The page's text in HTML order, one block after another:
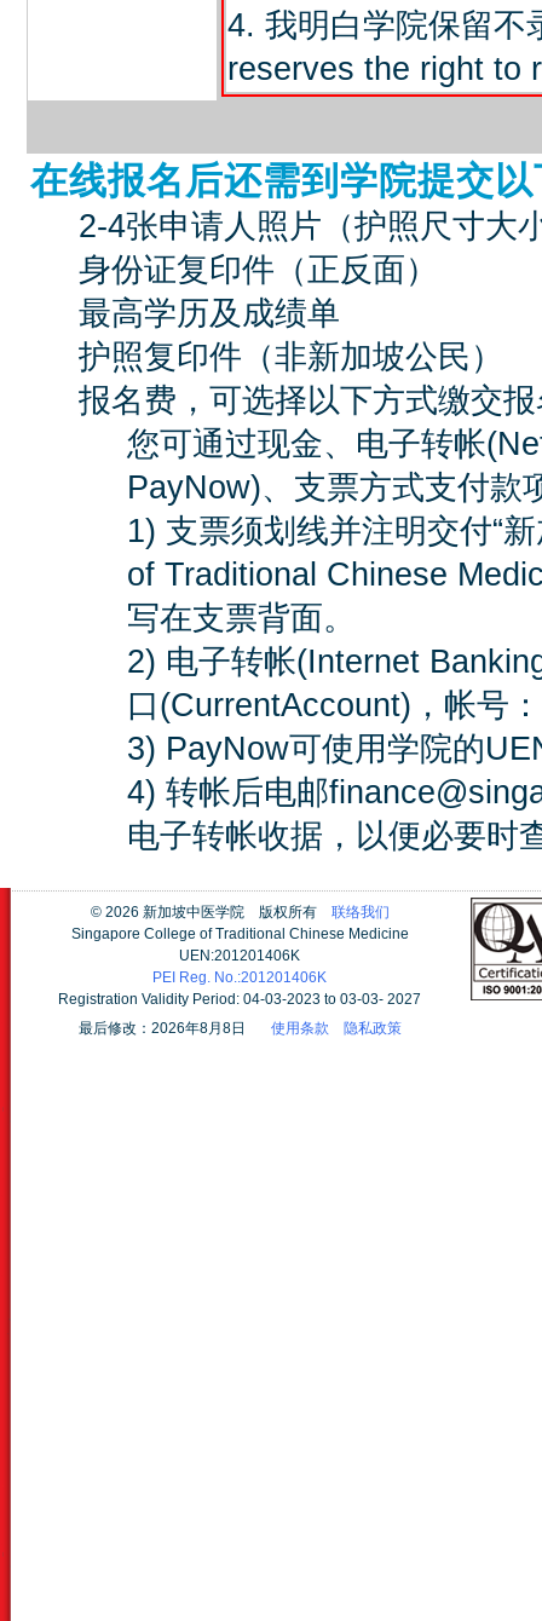
4. 我明白学院保留不
reserves the right to
在线报名后还需到学院提交
2-4张申请人照片（护照尺寸大
身份证复印件（正反面）
最高学历及成绩单
护照复印件（非新加坡公民）
报名费，可选择以下方式缴交
您可通过现金、电子转帐
PayNow)、支票方式支付款
1) 支票须划线并注明交付“
of Traditional Chinese
写在支票背面。
2) 电子转帐(Internet
口(CurrentAccount)，帐号
3) PayNow可使用学院的
4) 转帐后电邮
电子转帐收据，以便必要时
© 2026 新加坡中医学院 版权所有 联络我们
Singapore College of Traditional Chinese Medicine
UEN:201201406K
PEI Reg. No.:201201406K
Registration Validity Period: 04-03-2023 to 03-03- 2027
最后修改：2026年8月8日 使用条款 隐私政策